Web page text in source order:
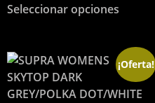
Seleccionar opciones
¡Oferta!